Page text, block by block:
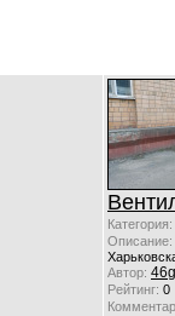
Категория:
Описание:
Автор:
Рейтинг: 0